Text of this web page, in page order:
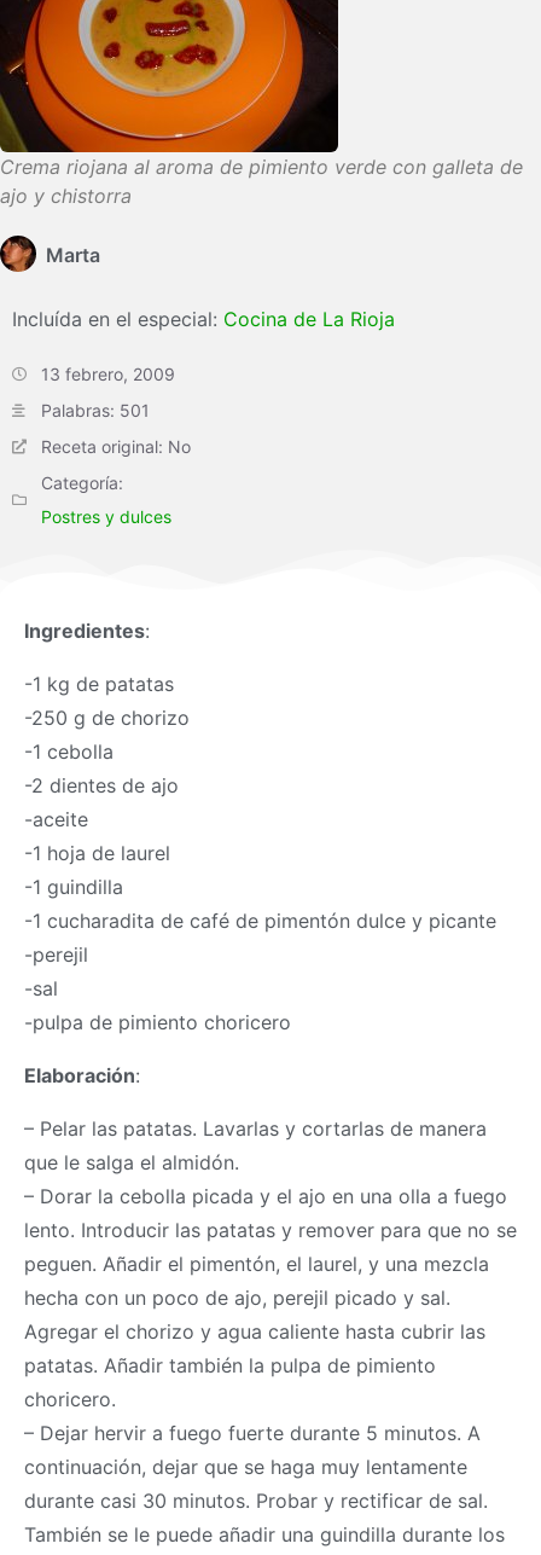
Crema riojana al aroma de pimiento verde con galleta de
ajo y chistorra
Marta
Incluída en el especial: Cocina de La Rioja
13 febrero, 2009
Palabras: 501
Receta original: No
Categoría:
Postres y dulces
Ingredientes:
-1 kg de patatas
-250 g de chorizo
-1 cebolla
-2 dientes de ajo
-aceite
-1 hoja de laurel
-1 guindilla
-1 cucharadita de café de pimentón dulce y picante
-perejil
-sal
-pulpa de pimiento choricero
Elaboración:
– Pelar las patatas. Lavarlas y cortarlas de manera
que le salga el almidón.
– Dorar la cebolla picada y el ajo en una olla a fuego
lento. Introducir las patatas y remover para que no se
peguen. Añadir el pimentón, el laurel, y una mezcla
hecha con un poco de ajo, perejil picado y sal.
Agregar el chorizo y agua caliente hasta cubrir las
patatas. Añadir también la pulpa de pimiento
choricero.
– Dejar hervir a fuego fuerte durante 5 minutos. A
continuación, dejar que se haga muy lentamente
durante casi 30 minutos. Probar y rectificar de sal.
También se le puede añadir una guindilla durante los